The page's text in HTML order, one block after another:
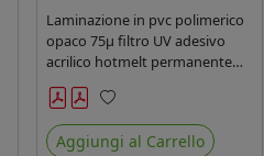
Laminazione in pvc polimerico
opaco 75µ filtro UV adesivo
acrilico hotmelt permanente
specifico per stampe con
inchiostri UV durata 7 anni
indoor e 5 outdoor. Dotato di
certificato ignifugo Bs1d0.
Preferiti
Aggiungi al Carrello